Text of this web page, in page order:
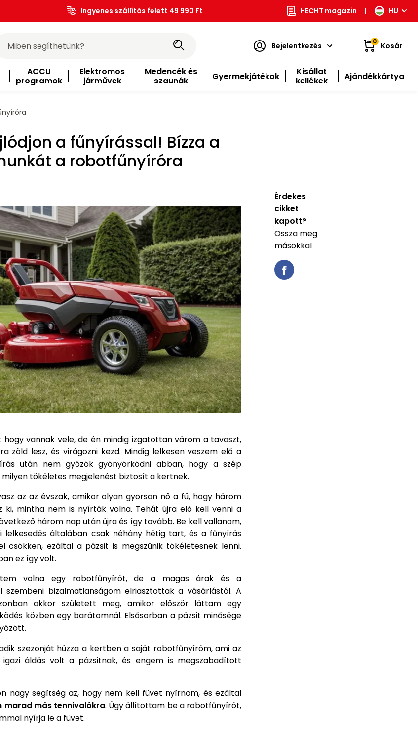
Ingyenes szállítás felett 49 990 Ft HECHT magazin | HU
Bejelentkezés 0 Kosár
ACCU
programok
Elektromos
járművek
Medencék és
szaunák
Gyermekjátékok
Kisállat
kellékek
Ajándékkártya
a fűnyírással! Bízza a
a robotfűnyíróra
hogy vannak vele, de én mindig izgatottan várom a tavaszt,
zöld lesz, és virágozni kezd. Mindig lelkesen veszem elő a
után nem győzök gyönyörködni abban, hogy a szép
tökéletes megjelenést biztosít a kertnek.
az az évszak, amikor olyan gyorsan nő a fű, hogy három
ki, mintha nem is nyírták volna. Tehát újra elő kell venni a
három nap után újra és így tovább. Be kell vallanom,
lelkesedés általában csak néhány hétig tart, és a fűnyírás
csökken, ezáltal a pázsit is megszűnik tökéletesnek lenni.
ez így volt.
volna egy robotfűnyírót, de a magas árak és a
szembeni bizalmatlanságom elriasztottak a vásárlástól. A
akkor született meg, amikor először láttam egy
közben egy barátomnál. Elsősorban a pázsit minősége
szezonját húzza a kertben a saját robotfűnyíróm, ami az
áldás volt a pázsitnak, és engem is megszabadított
nagy segítség az, hogy nem kell füvet nyírnom, és ezáltal
marad más tennivalókra. Úgy állítottam be a robotfűnyírót,
nyírja le a füvet.
Érdekes
cikket
kapott?
Ossza meg
másokkal